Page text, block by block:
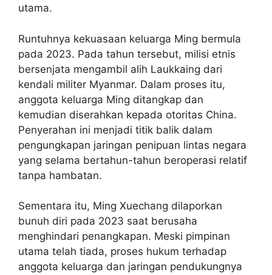
utama.
Runtuhnya kekuasaan keluarga Ming bermula
pada 2023. Pada tahun tersebut, milisi etnis
bersenjata mengambil alih Laukkaing dari
kendali militer Myanmar. Dalam proses itu,
anggota keluarga Ming ditangkap dan
kemudian diserahkan kepada otoritas China.
Penyerahan ini menjadi titik balik dalam
pengungkapan jaringan penipuan lintas negara
yang selama bertahun-tahun beroperasi relatif
tanpa hambatan.
Sementara itu, Ming Xuechang dilaporkan
bunuh diri pada 2023 saat berusaha
menghindari penangkapan. Meski pimpinan
utama telah tiada, proses hukum terhadap
anggota keluarga dan jaringan pendukungnya